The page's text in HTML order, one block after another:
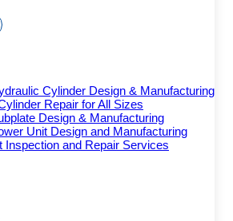
Cylinder Design & Manufacturing
Repair for All Sizes
Design & Manufacturing
Unit Design and Manufacturing
Inspection and Repair Services
อสินค้า ขอใบเสนอราคา หรือสอบถาม
ชาญ กรุณาติดต่อเรา